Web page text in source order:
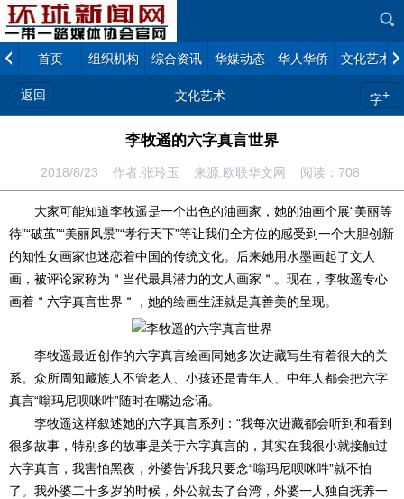
首页 组织机构 综合资讯 华媒动态 华人华侨 文化艺术
返回 文化艺术 字+
李牧遥的六字真言世界
2018/8/23 作者:张玲玉 来源:欧联华文网 阅读： 708
大家可能知道李牧遥是一个出色的油画家，她的油画个展“美丽等
待”“破茧”“美丽风景”“孝行天下”等让我们全方位的感受到一个大胆创新
的知性女画家也迷恋着中国的传统文化。后来她用水墨画起了文人
画，被评论家称为＂当代最具潜力的文人画家＂。现在，李牧遥专心
画着＂六字真言世界＂，她的绘画生涯就是真善美的呈现。
李牧遥最近创作的六字真言绘画同她多次进藏写生有着很大的关
系。众所周知藏族人不管老人、小孩还是青年人、中年人都会把六字
真言“嗡玛尼呗咪吽”随时在嘴边念诵。
李牧遥这样叙述她的六字真言系列：“我每次进藏都会听到和看到
很多故事，特别多的故事是关于六字真言的，其实在我很小就接触过
六字真言，我害怕黑夜，外婆告诉我只要念“嗡玛尼呗咪吽”就不怕
了。我外婆二十多岁的时候，外公就去了台湾，外婆一人独自抚养一